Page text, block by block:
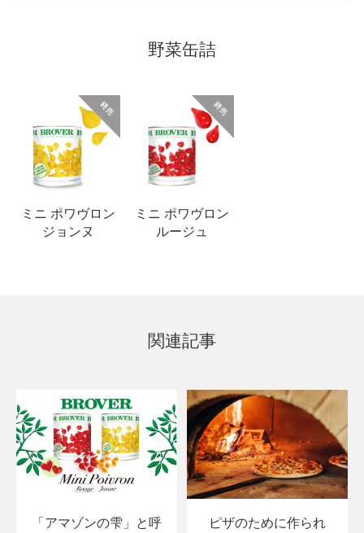
野菜缶詰
ミニ ポワヴロン
ジョンヌ
ミニ ポワヴロン
ルージュ
関連記事
「アマゾンの雫」と呼
ピザのために作られ